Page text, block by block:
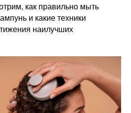
как правильно мыть
и какие техники
наилучших